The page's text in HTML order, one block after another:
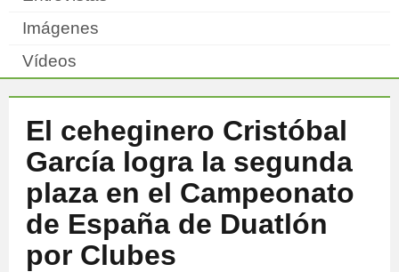
Imágenes
Vídeos
El ceheginero Cristóbal
García logra la segunda
plaza en el Campeonato
de España de Duatlón
por Clubes